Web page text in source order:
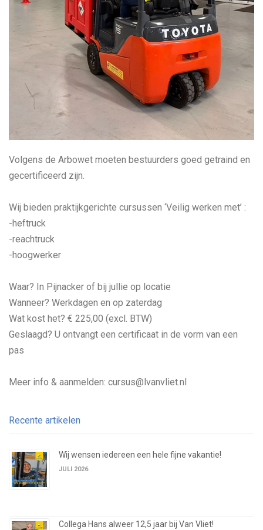
Volgens de Arbowet moeten bestuurders goed getraind en
gecertificeerd zijn.
Wij bieden praktijkgerichte cursussen ‘Veilig werken met’ :
-heftruck
-reachtruck
-hoogwerker
Waar? In Pijnacker of bij jullie op locatie
Wanneer? Werkdagen en op zaterdag
Wat kost het? € 225,00 (excl. BTW)
Geslaagd? U ontvangt een certificaat in de vorm van een
pas
Meer info & aanmelden: cursus@lvanvliet.nl
Recente artikelen
Wij wensen iedereen een hele fijne vakantie!
JULI 2026
Collega Hans alweer 12,5 jaar bij Van Vliet!